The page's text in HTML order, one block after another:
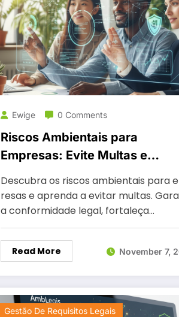
Ewige 0 Comments
Riscos Ambientais para
Empresas: Evite Multas e
Consequências Legais
Descubra os riscos ambientais para
resas e aprenda a evitar multas.
a conformidade legal, fortaleça…
Read More November 7,
Gestão De Requisitos Legais